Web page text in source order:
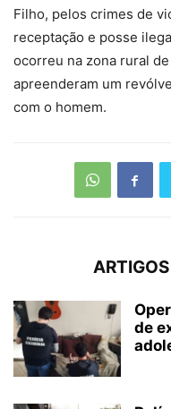
Filho, pelos crimes de
receptação e posse
ocorreu na zona rural
apreenderam um
com o homem.
de